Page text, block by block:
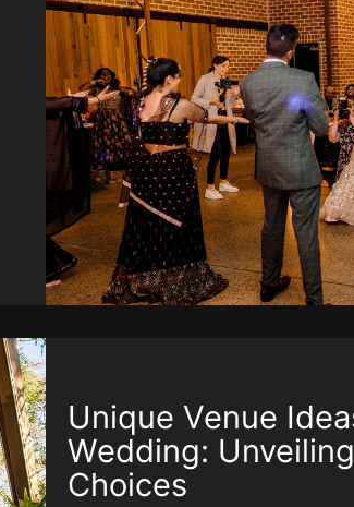
Unique Venue
Wedding:
Choices